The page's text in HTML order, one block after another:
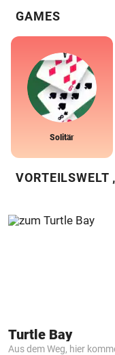
GAMES
Solitär
VORTEILSWELT
Turtle Bay
Aus dem Weg, hier